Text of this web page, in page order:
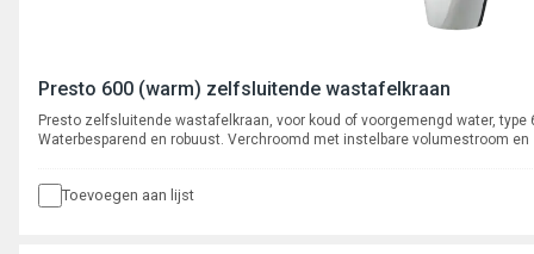
Presto 600 (warm) zelfsluitende wastafelkraan
Presto zelfsluitende wastafelkraan, voor koud of voorgemengd water, type
Waterbesparend en robuust. Verchroomd met instelbare volumestroom
Toevoegen aan lijst